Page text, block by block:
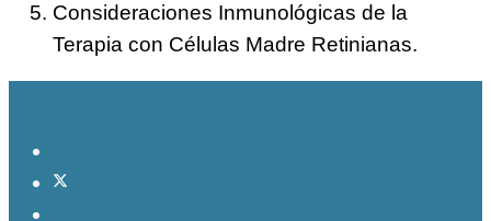
Consideraciones Inmunológicas de la
Terapia con Células Madre Retinianas.